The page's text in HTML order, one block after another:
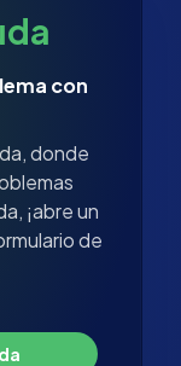
con
donde
¡abre un
de